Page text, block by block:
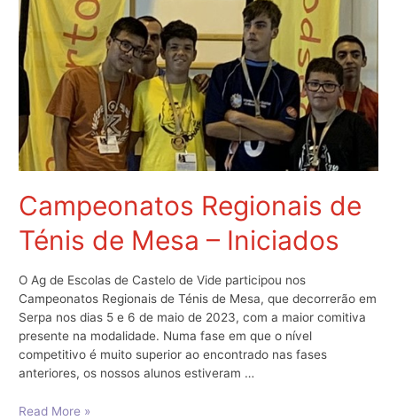
–
2023
Campeonatos Regionais de
Ténis de Mesa – Iniciados
O Ag de Escolas de Castelo de Vide participou nos
Campeonatos Regionais de Ténis de Mesa, que decorrerão em
Serpa nos dias 5 e 6 de maio de 2023, com a maior comitiva
presente na modalidade. Numa fase em que o nível
competitivo é muito superior ao encontrado nas fases
anteriores, os nossos alunos estiveram …
Campeonatos
Read More »